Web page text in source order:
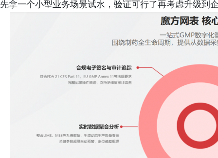
先拿一个小型业务场景试水，验证可行了再考虑升级到